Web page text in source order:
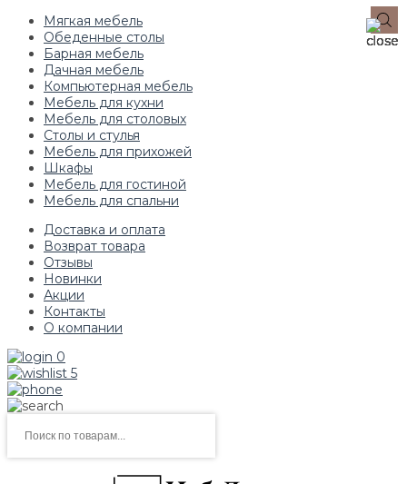
Мягкая мебель
Обеденные столы
Барная мебель
Дачная мебель
Компьютерная мебель
Мебель для кухни
Мебель для столовых
Столы и стулья
Мебель для прихожей
Шкафы
Мебель для гостиной
Мебель для спальни
Доставка и оплата
Возврат товара
Отзывы
Новинки
Акции
Контакты
О компании
0
5
товаров